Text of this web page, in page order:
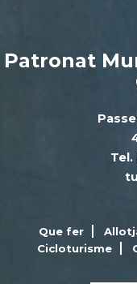
Patronat
Tel.
Que fer
Cicloturisme